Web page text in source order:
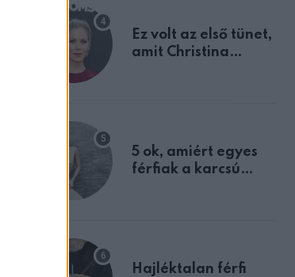
Ez volt az első tünet,
amit Christina
5 ok, amiért egyes
férfiak a karcsú
Hajléktalan férfi